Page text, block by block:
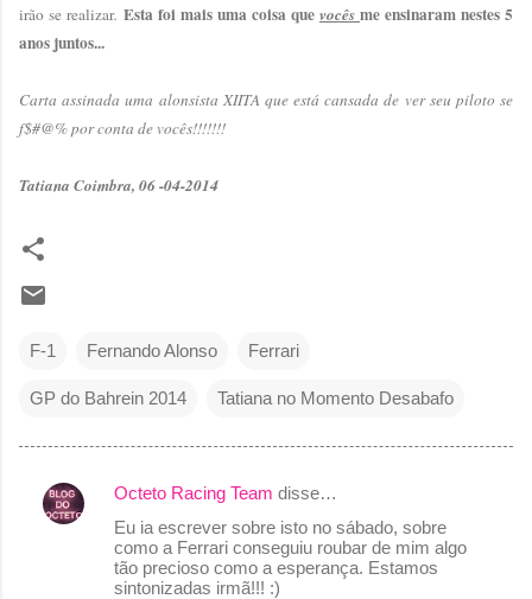
irão se realizar. Esta foi mais uma coisa que vocês me ensinaram nestes 5
anos juntos...
Carta assinada uma alonsista XIITA que está cansada de ver seu piloto se
f$#@% por conta de vocês!!!!!!!
Tatiana Coimbra, 06 -04-2014
F-1 Fernando Alonso Ferrari
GP do Bahrein 2014 Tatiana no Momento Desabafo
C
Octeto Racing Team disse…
Eu ia escrever sobre isto no sábado, sobre
como a Ferrari conseguiu roubar de mim algo
tão precioso como a esperança. Estamos
sintonizadas irmã!!! :)